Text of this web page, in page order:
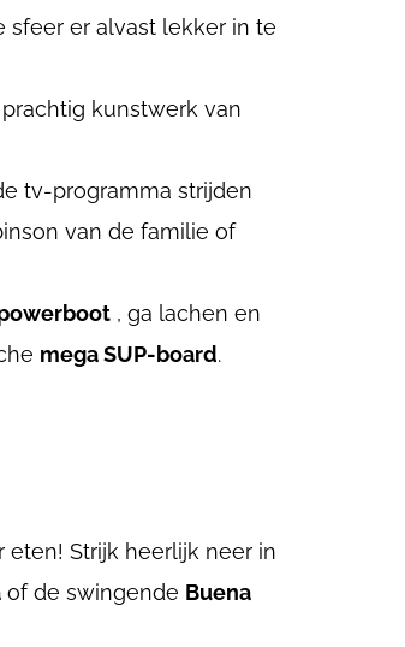
sfeer er alvast lekker in te
kunstwerk van
tv-programma strijden
van de familie of
, ga lachen en
mega SUP-board.
Strijk heerlijk neer in
of de swingende Buena